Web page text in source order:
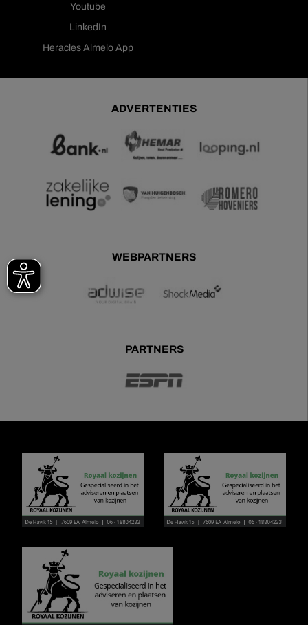
Youtube
LinkedIn
Heracles Almelo App
ADVERTENTIES
WEBPARTNERS
PARTNERS